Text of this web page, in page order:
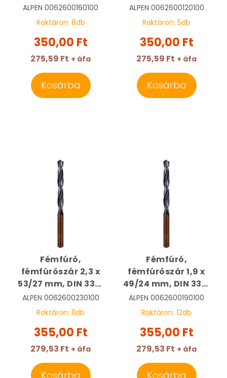
HSS, Sprint Master |
ALPEN
ALPEN 0062600160100
Raktáron: 8db
350,00 Ft
275,59 Ft + áfa
Kosárba
HSS, Sprint Master |
ALPEN
ALPEN 0062600120100
Raktáron: 5db
350,00 Ft
275,59 Ft + áfa
Kosárba
Fémfúró,
fémfúrószár 2,3 x
53/27 mm, DIN 338,
HSS, Sprint Master |
ALPEN
ALPEN 0062600230100
Raktáron: 11db
355,00 Ft
279,53 Ft + áfa
Kosárba
Fémfúró,
fémfúrószár 1,9 x
49/24 mm, DIN 338,
HSS, Sprint Master |
ALPEN
ALPEN 0062600190100
Raktáron: 12db
355,00 Ft
279,53 Ft + áfa
Kosárba